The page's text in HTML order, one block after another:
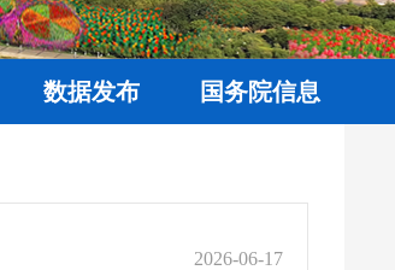
数据发布 国务院信息
2026-06-17